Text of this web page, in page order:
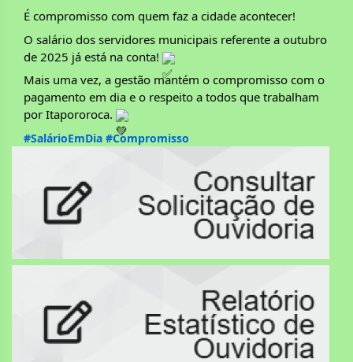
É compromisso com quem faz a cidade acontecer!
O salário dos servidores municipais referente a outubro
de 2025 já está na conta!
Mais uma vez, a gestão mantém o compromisso com o
pagamento em dia e o respeito a todos que trabalham
por Itapororoca.
#SalárioEmDia #Compromisso